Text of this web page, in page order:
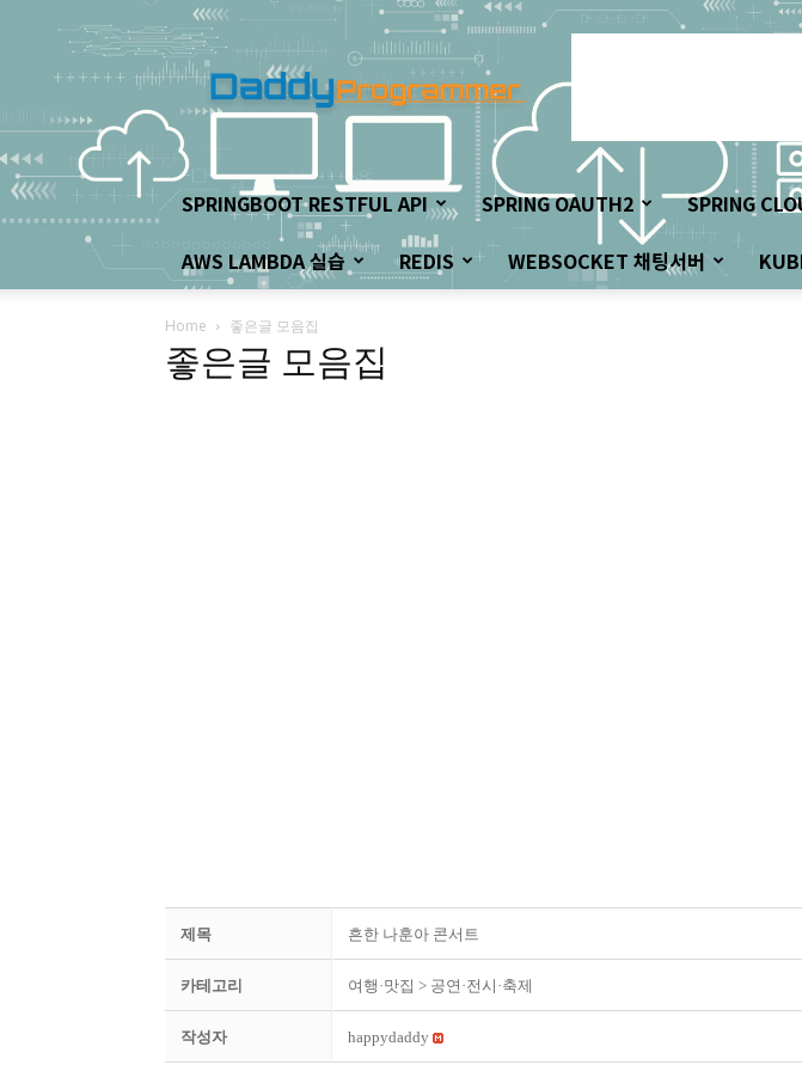
아
프
로
머
의
좌
충
우
개
발
SPRINGBOOT RESTFUL API SPRING OAUTH2 SPRING
AWS LAMBDA 실습
REDIS WEBSOCKET 채팅서버
Home 좋은글 모음집
좋은글 모음집
제목 흔한 나훈아 콘서트
카테고리 여행·맛집 > 공연·전시·축제
작성자 happydaddy